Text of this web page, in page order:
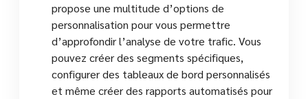
propose une multitude d’options de
personnalisation pour vous permettre
d’approfondir l’analyse de votre trafic. Vous
pouvez créer des segments spécifiques,
configurer des tableaux de bord personnalisés
et même créer des rapports automatisés pour